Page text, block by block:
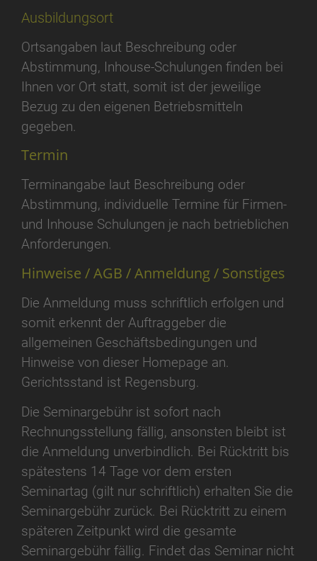
Ausbildungsort
Ortsangaben laut Beschreibung oder
Abstimmung, Inhouse-Schulungen finden bei
Ihnen vor Ort statt, somit ist der jeweilige
Bezug zu den eigenen Betriebsmitteln
gegeben.
Termin
Terminangabe laut Beschreibung oder
Abstimmung, individuelle Termine für Firmen-
und Inhouse Schulungen je nach betrieblichen
Anforderungen.
Hinweise / AGB / Anmeldung / Sonstiges
Die Anmeldung muss schriftlich erfolgen und
somit erkennt der Auftraggeber die
allgemeinen Geschäftsbedingungen und
Hinweise von dieser Homepage an.
Gerichtsstand ist Regensburg.
Die Seminargebühr ist sofort nach
Rechnungsstellung fällig, ansonsten bleibt ist
die Anmeldung unverbindlich. Bei Rücktritt bis
spätestens 14 Tage vor dem ersten
Seminartag (gilt nur schriftlich) erhalten Sie die
Seminargebühr zurück. Bei Rücktritt zu einem
späteren Zeitpunkt wird die gesamte
Seminargebühr fällig. Findet das Seminar nicht